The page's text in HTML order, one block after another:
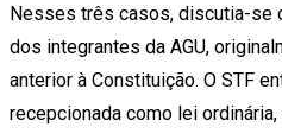
Nesses três casos, discutia-se
dos integrantes da AGU,
anterior à Constituição. O STF
recepcionada como lei